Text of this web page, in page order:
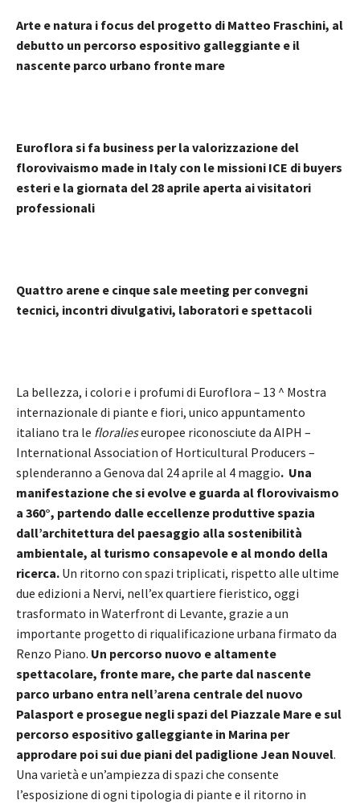
Arte e natura i focus del progetto di Matteo Fraschini, al
debutto un percorso espositivo galleggiante e il
nascente parco urbano fronte mare
Euroflora si fa business per la valorizzazione del
florovivaismo made in Italy con le missioni ICE di buyers
esteri e la giornata del 28 aprile aperta ai visitatori
professionali
Quattro arene e cinque sale meeting per convegni
tecnici, incontri divulgativi, laboratori e spettacoli
La bellezza, i colori e i profumi di Euroflora – 13 ^ Mostra
internazionale di piante e fiori, unico appuntamento
italiano tra le floralieseuropee riconosciute da AIPH –
International Association of Horticultural Producers –
splenderanno a Genova dal 24 aprile al 4 maggio. Una
manifestazione che si evolve e guarda al florovivaismo
a 360°, partendo dalle eccellenze produttive spazia
dall’architettura del paesaggio alla sostenibilità
ambientale, al turismo consapevole e al mondo della
ricerca. Un ritorno con spazi triplicati, rispetto alle ultime
due edizioni a Nervi, nell’ex quartiere fieristico, oggi
trasformato in Waterfront di Levante, grazie a un
importante progetto di riqualificazione urbana firmato da
Renzo Piano. Un percorso nuovo e altamente
spettacolare, fronte mare, che parte dal nascente
parco urbano entra nell’arena centrale del nuovo
Palasport e prosegue negli spazi del Piazzale Mare e sul
percorso espositivo galleggiante in Marina per
approdare poi sui due piani del padiglione Jean Nouvel.
Una varietà e un’ampiezza di spazi che consente
l’esposizione di ogni tipologia di piante e il ritorno in